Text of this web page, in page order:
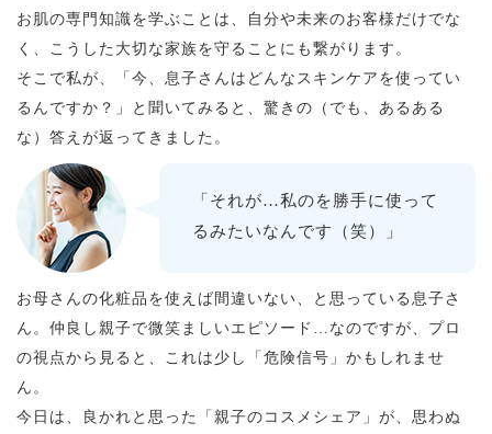
お肌の専門知識を学ぶことは、自分や未来のお客様だけでな
く、こうした大切な家族を守ることにも繋がります。
そこで私が、「今、息子さんはどんなスキンケアを使ってい
るんですか？」と聞いてみると、驚きの（でも、あるある
な）答えが返ってきました。
「それが…私のを勝手に使って
るみたいなんです（笑）」
お母さんの化粧品を使えば間違いない、と思っている息子さ
ん。仲良し親子で微笑ましいエピソード…なのですが、プロ
の視点から見ると、これは少し「危険信号」かもしれませ
ん。
今日は、良かれと思った「親子のコスメシェア」が、思わぬ